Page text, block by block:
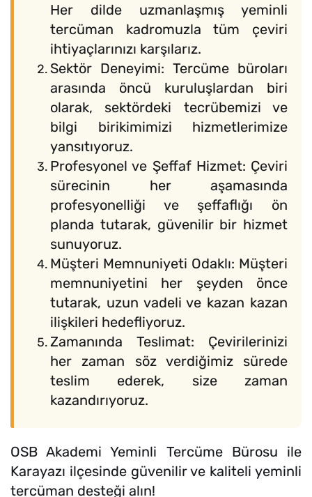
Her dilde uzmanlaşmış yeminli
tercüman kadromuzla tüm çeviri
ihtiyaçlarınızı karşılarız.
Sektör Deneyimi: Tercüme büroları
arasında öncü kuruluşlardan biri
olarak, sektördeki tecrübemizi ve
bilgi birikimimizi hizmetlerimize
yansıtıyoruz.
Profesyonel ve Şeffaf Hizmet: Çeviri
sürecinin her aşamasında
profesyonelliği ve şeffaflığı ön
planda tutarak, güvenilir bir hizmet
sunuyoruz.
Müşteri Memnuniyeti Odaklı: Müşteri
memnuniyetini her şeyden önce
tutarak, uzun vadeli ve kazan kazan
ilişkileri hedefliyoruz.
Zamanında Teslimat: Çevirilerinizi
her zaman söz verdiğimiz sürede
teslim ederek, size zaman
kazandırıyoruz.
OSB Akademi Yeminli Tercüme Bürosu ile
Karayazı ilçesinde güvenilir ve kaliteli yeminli
tercüman desteği alın!